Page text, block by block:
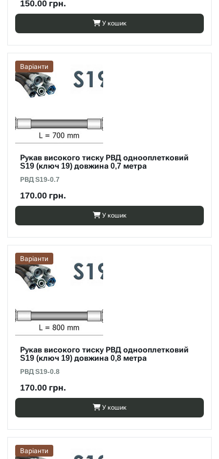
150.00 грн.
У кошик
Варіанти
Рукав високого тиску РВД однооплетковий
S19 (ключ 19) довжина 0,7 метра
РВД S19-0.7
170.00 грн.
У кошик
Варіанти
Рукав високого тиску РВД однооплетковий
S19 (ключ 19) довжина 0,8 метра
РВД S19-0.8
170.00 грн.
У кошик
Варіанти